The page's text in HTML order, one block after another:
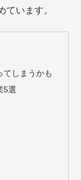
ています。
てしまうかも
5選